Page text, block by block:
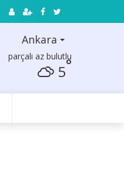
Ankara
parçalı az bulutlu
5°